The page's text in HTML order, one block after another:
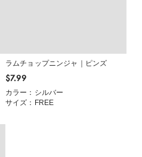
ラムチョップニンジャ｜ピンズ
$‌7.99
カラー：シルバー
サイズ：FREE